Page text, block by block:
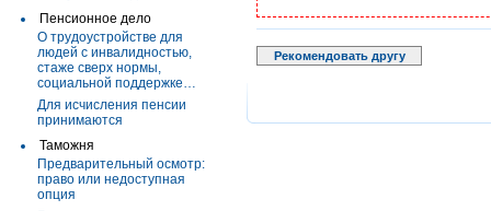
Пенсионное дело
О трудоустройстве для
людей с инвалидностью,
стаже сверх нормы,
социальной поддержке…
Для исчисления пенсии
принимаются
Таможня
Предварительный осмотр:
право или недоступная
опция
Рекомендовать другу